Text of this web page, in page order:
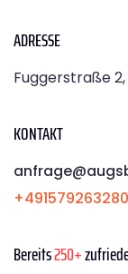
ADRESSE
Fuggerstraße
KONTAKT
Bereits250+